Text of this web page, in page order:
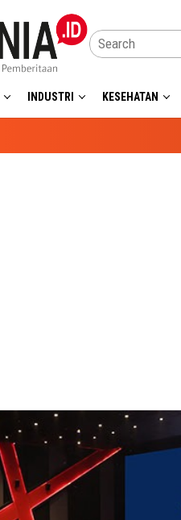
INDUSTRI KESEHATAN